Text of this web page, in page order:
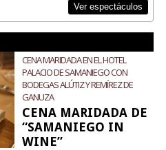
Ver espectáculos
CENA MARIDADA EN EL HOTEL
PALACIO DE SAMANIEGO CON
BODEGAS ALÚTIZ Y REMÍREZ DE
GANUZA
CENA MARIDADA DE
“SAMANIEGO IN
WINE”